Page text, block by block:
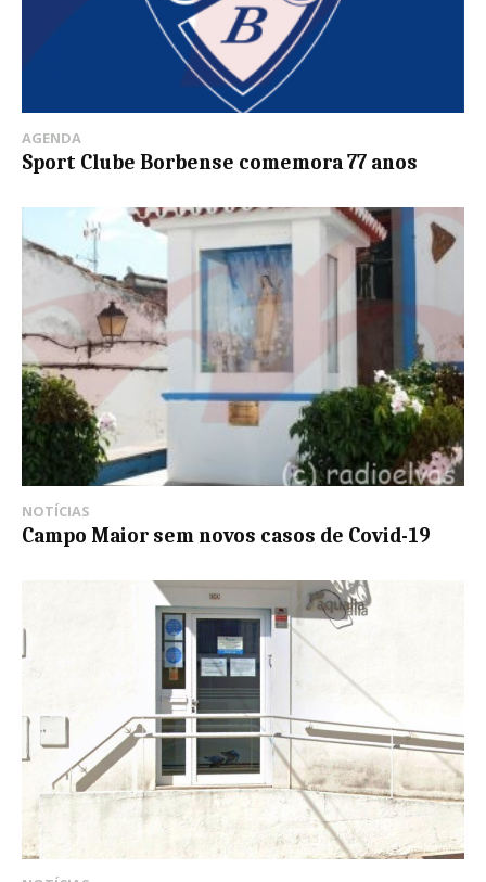
AGENDA
Sport Clube Borbense comemora 77 anos
NOTÍCIAS
Campo Maior sem novos casos de Covid-19